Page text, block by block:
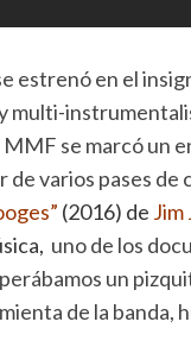
estrenó en el
multi-
se marcó un
de varios pases
” (2016) de Jim
uno de los
un
de la banda,